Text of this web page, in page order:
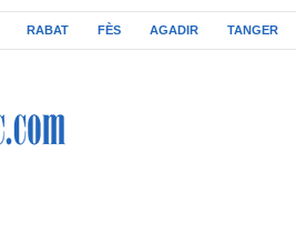
RABAT FÈS AGADIR TANGER